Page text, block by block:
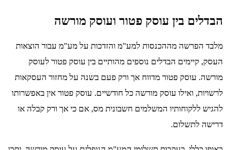
הבדלים בין עוסק פטור ועוסק מורשה
מלבד הפרשה מההכנסות למע"מ והזדכות על מע"מ עבור הוצאות
העסק, קיימים הבדלים נוספים מהותיים בין עוסק פטור לעוסק
מורשה. עוסק פטור מדווח אך ורק פעם בשנה על מחזור העסקאות
לרשויות, ואילו עוסק מורשה כל חודשיים. עוסק פטור אין באפשרותו
להגיש ללקוחותיו המשלמים חשבונית מס, אם כי אך ורק קבלה או
דרישה לתשלום.